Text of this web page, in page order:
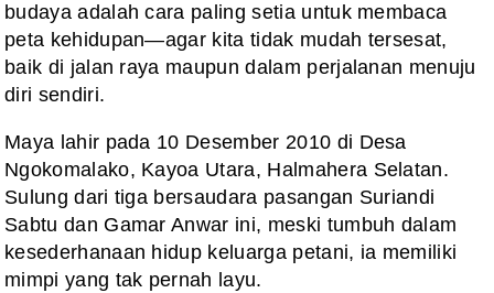
budaya adalah cara paling setia untuk membaca
peta kehidupan—agar kita tidak mudah tersesat,
baik di jalan raya maupun dalam perjalanan menuju
diri sendiri.
Maya lahir pada 10 Desember 2010 di Desa
Ngokomalako, Kayoa Utara, Halmahera Selatan.
Sulung dari tiga bersaudara pasangan Suriandi
Sabtu dan Gamar Anwar ini, meski tumbuh dalam
kesederhanaan hidup keluarga petani, ia memiliki
mimpi yang tak pernah layu.